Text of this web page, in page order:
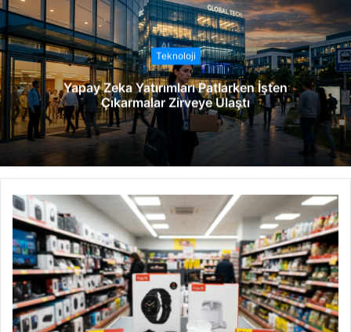
s
i
t
e
s
i
Teknoloji
Yapay Zeka Yatırımları Patlarken İşten
Çıkarmalar Zirveye Ulaştı